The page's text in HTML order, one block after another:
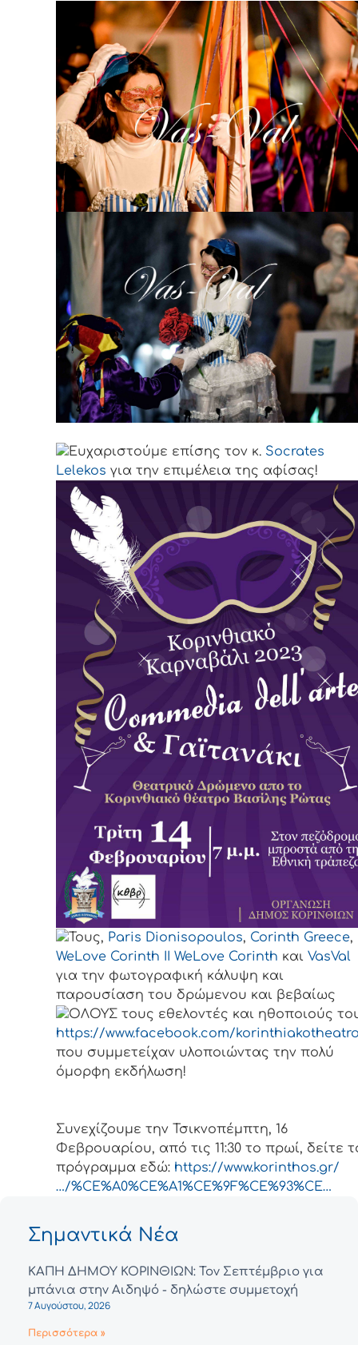
Ευχαριστούμε επίσης τον κ. Socrates
Lelekos για την επιμέλεια της αφίσας!
Τους, Paris Dionisopoulos, Corinth Greece,
WeLove Corinth II WeLove Corinth και VasVal
για την φωτογραφική κάλυψη και
παρουσίαση του δρώμενου και βεβαίως
ΟΛΟΥΣ τους εθελοντές και ηθοποιούς
https://www.facebook.com/
που συμμετείχαν υλοποιώντας την πολύ
όμορφη εκδήλωση!
Συνεχίζουμε την Τσικνοπέμπτη, 16
Φεβρουαρίου, από τις 11:30 το πρωί, δείτε
πρόγραμμα εδώ: https://www.korinthos.gr/
…/%CE%A0%CE%A1%CE%9F%CE%93%CE…
Σημαντικά Νέα
ΚΑΠΗ ΔΗΜΟΥ ΚΟΡΙΝΘΙΩΝ: Τον Σεπτέμβριο για
μπάνια στην Αιδηψό - δηλώστε συμμετοχή
7 Αυγούστου, 2026
Περισσότερα »